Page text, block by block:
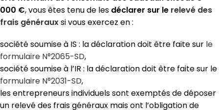
000 €, vous êtes tenu de les déclarer sur le relevé des
frais générauxsi vous exercez en :
société soumise à IS : la déclaration doit être faite sur le
formulaire N°2065-SD,
société soumise à l’IR : la déclaration doit être faite sur le
formulaire N°2031-SD,
les entrepreneurs individuels sont exemptés de déposer
un relevé des frais généraux mais ont l’obligation de